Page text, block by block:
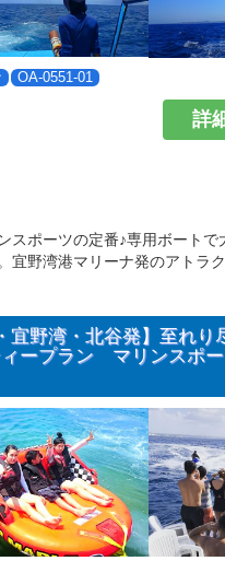
OA-0551-01
詳
スポーツの定番♪専用ボートで
宜野湾港マリーナ発のアトラ
宜野湾・北谷発】至れり
ープラン マリンスポ